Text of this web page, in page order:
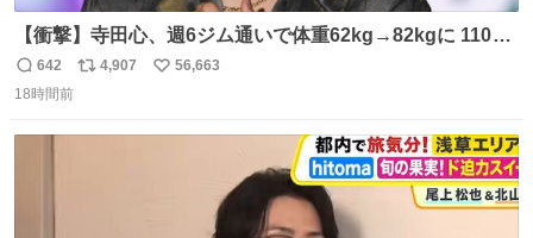
【衝撃】寺田心、週6ジム通いで体重62kg→82kgに 110kg
のベンチプレス持ち上げる姿披露
news.livedoor.com/article/detail… 元々自重のみだった
のためおにぎり10個、ゼリー飲料3～4本、パスタと毎日4
千kcalオーバーの食事を摂取し、増量したという。
返
信
642
リ
4,907
い
56,663
18時間前